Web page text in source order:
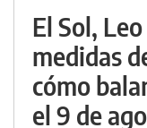
El Sol,
medidas
cómo
el 9 de